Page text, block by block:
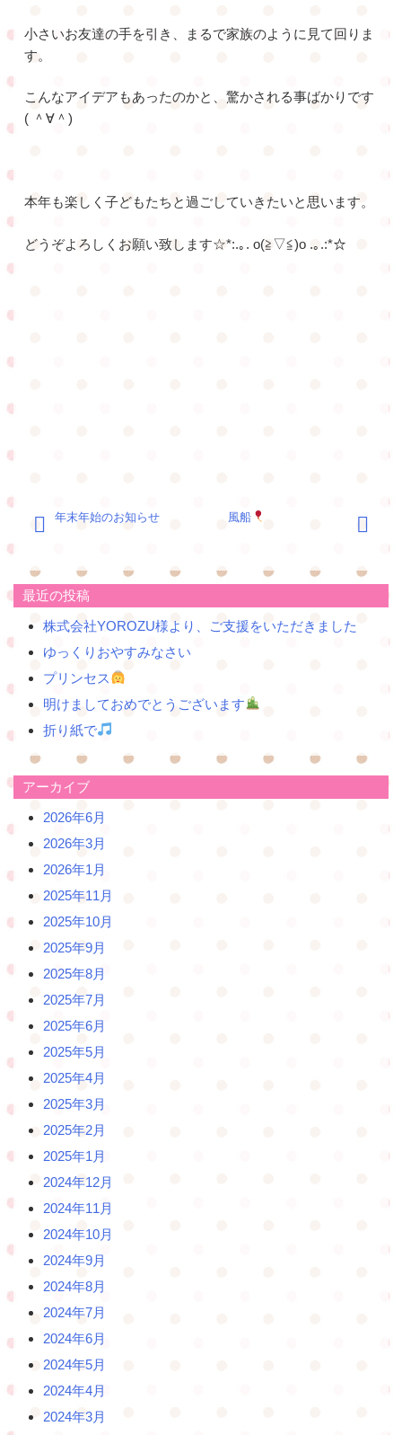
小さいお友達の手を引き、まるで家族のように見て回りま
す。
こんなアイデアもあったのかと、驚かされる事ばかりです
( ＾∀＾)
本年も楽しく子どもたちと過ごしていきたいと思います。
どうぞよろしくお願い致します☆*:.｡. o(≧▽≦)o .｡.:*☆
稿
ビ
ゲ
ー
シ
ョ
年末年始のお知らせ 風船
最近の投稿
株式会社YOROZU様より、ご支援をいただきました
ゆっくりおやすみなさい
プリンセス
明けましておめでとうございます
折り紙で
アーカイブ
2026年6月
2026年3月
2026年1月
2025年11月
2025年10月
2025年9月
2025年8月
2025年7月
2025年6月
2025年5月
2025年4月
2025年3月
2025年2月
2025年1月
2024年12月
2024年11月
2024年10月
2024年9月
2024年8月
2024年7月
2024年6月
2024年5月
2024年4月
2024年3月